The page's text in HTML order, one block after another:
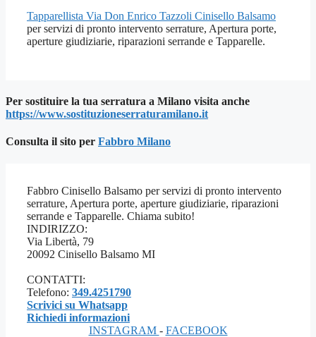
Tapparellista Via Don Enrico Tazzoli Cinisello Balsamo
per servizi di pronto intervento serrature, Apertura porte,
aperture giudiziarie, riparazioni serrande e Tapparelle.
Per sostituire la tua serratura a Milano visita anche
https://www.sostituzioneserraturamilano.it
Consulta il sito per Fabbro Milano
Fabbro Cinisello Balsamo per servizi di pronto intervento
serrature, Apertura porte, aperture giudiziarie, riparazioni
serrande e Tapparelle. Chiama subito!
INDIRIZZO:
Via Libertà, 79
20092 Cinisello Balsamo MI
CONTATTI:
Telefono: 349.4251790
Scrivici su Whatsapp
Richiedi informazioni
INSTAGRAM - FACEBOOK